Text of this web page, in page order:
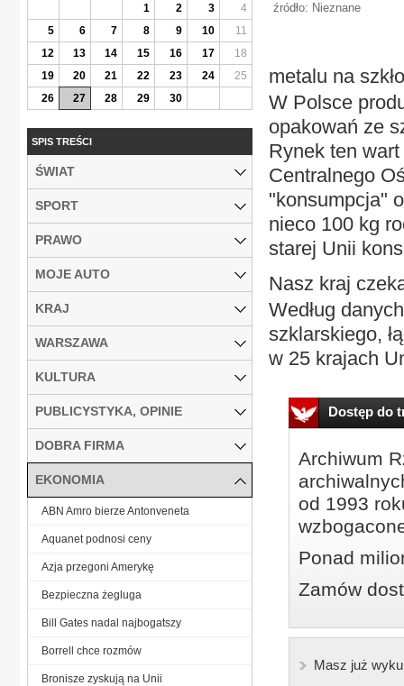
źródło: Nieznane
metalu na
W Polsce
opakowań ze
Rynek ten
Centralnego
"konsumpcja"
nieco 100 kg
starej Unii
Nasz kraj
Według
szklarskiego,
w 25 krajach
Dostęp do
Archiwum
od 1993
Ponad
Zamów
Masz już
1
2 3
4
5
6 7 8 9 10
11
12
13 14 15 16 17
18
19
20 21 22 23 24
25
26
27 28 29 30
SPIS TREŚCI
ŚWIAT
SPORT
PRAWO
MOJE AUTO
KRAJ
WARSZAWA
KULTURA
PUBLICYSTYKA, OPINIE
DOBRA FIRMA
EKONOMIA
ABN Amro bierze Antonveneta
Aquanet podnosi ceny
Azja przegoni Amerykę
Bezpieczna żegluga
Bill Gates nadal najbogatszy
Borrell chce rozmów
Bronisze zyskują na Unii